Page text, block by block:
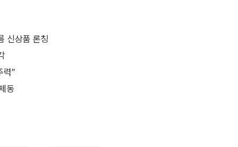
신상품 론칭
력”
동